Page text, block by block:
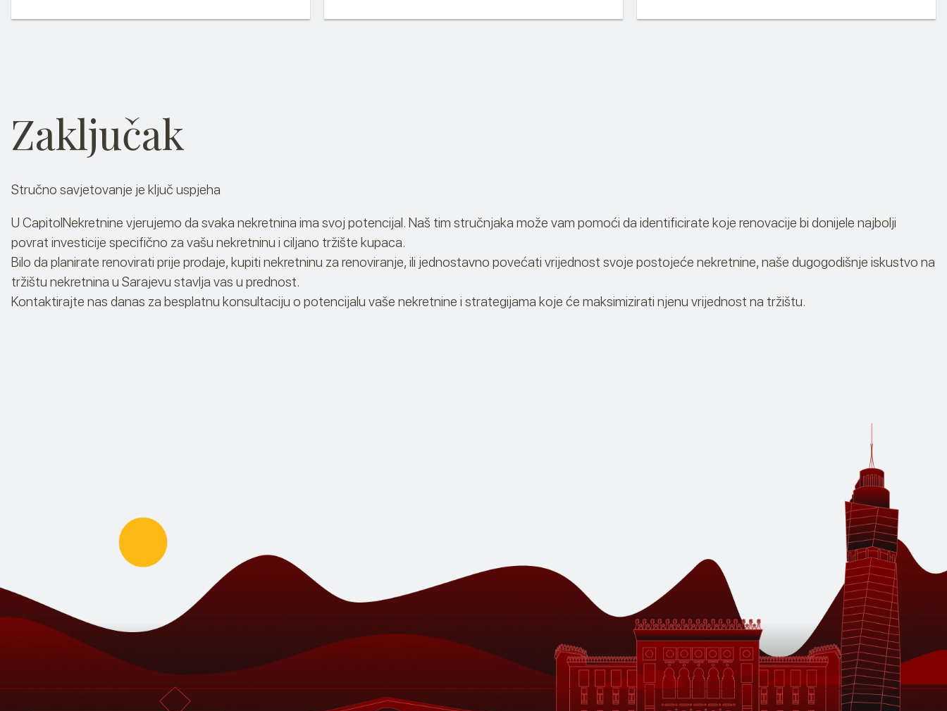
Zaključak
Stručno savjetovanje je ključ uspjeha
U CapitolNekretnine vjerujemo da svaka nekretnina ima svoj potencijal. Naš tim stručnjaka može vam pomoći da identificirate koje renovacije bi donijele najbolji
povrat investicije specifično za vašu nekretninu i ciljano tržište kupaca.
Bilo da planirate renovirati prije prodaje, kupiti nekretninu za renoviranje, ili jednostavno povećati vrijednost svoje postojeće nekretnine, naše dugogodišnje iskustvo na
tržištu nekretnina u Sarajevu stavlja vas u prednost.
Kontaktirajte nas danas za besplatnu konsultaciju o potencijalu vaše nekretnine i strategijama koje će maksimizirati njenu vrijednost na tržištu.